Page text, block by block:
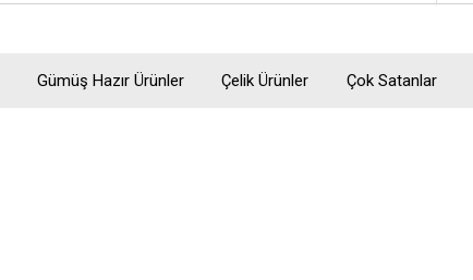
Gümüş Hazır Ürünler Çelik Ürünler Çok Satanlar